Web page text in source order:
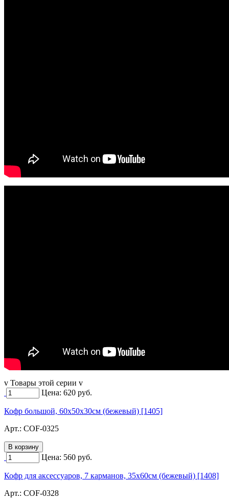
v Товары этой серии v
Цена: 620 руб.
Кофр большой, 60х50х30см (бежевый) [1405]
Арт.: COF-0325
Цена: 560 руб.
Кофр для аксессуаров, 7 карманов, 35х60см (бежевый) [1408]
Арт.: COF-0328